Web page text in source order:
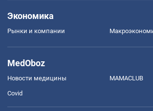
Экономика
Рынки и компании
MedOboz
Новости медицины MAMACLUB
Covid